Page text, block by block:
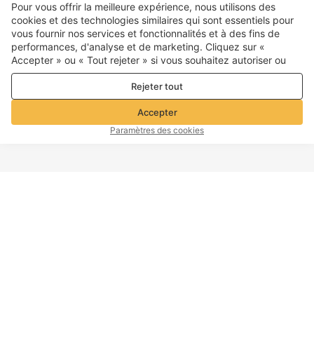
Pour vous offrir la meilleure expérience, nous utilisons des
cookies et des technologies similaires qui sont essentiels pour
vous fournir nos services et fonctionnalités et à des fins de
performances, d'analyse et de marketing. Cliquez sur «
Accepter » ou « Tout rejeter » si vous souhaitez autoriser ou
refuser tout. cookies à des fins de performance, d’analyse et
de marketing. Pour plus de détails, consultez notre
confidentialité et de cookies
Rejeter tout
Accepter
Paramètres des cookies